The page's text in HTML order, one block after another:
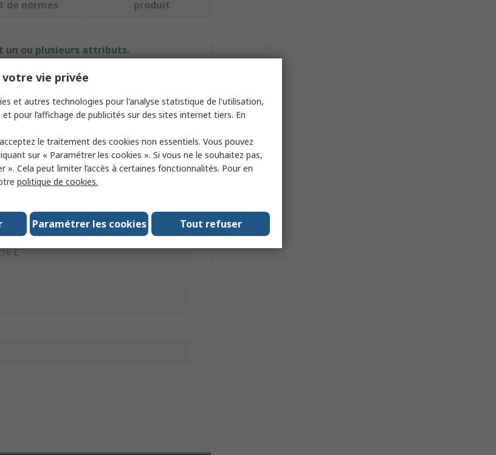
de normes
produit
un ou plusieurs attributs.
1200, H 100 LB, P-Touch 340 C, P-Touch
P-Touch 1280, P-Touch 550, P-Touch 300, H
B, P-Touch 200, P-Touch 1010, P-Touch
E
vie privée
et autres technologies pour l'analyse statistique de l'utilisation,
pour l’affichage de publicités sur des sites internet tiers. En
le traitement des cookies non essentiels. Vous pouvez
sur « Paramétrer les cookies ». Si vous ne le souhaitez pas,
». Cela peut limiter l’accès à certaines fonctionnalités. Pour en
politique de cookies.
Paramétrer les cookies Tout refuser